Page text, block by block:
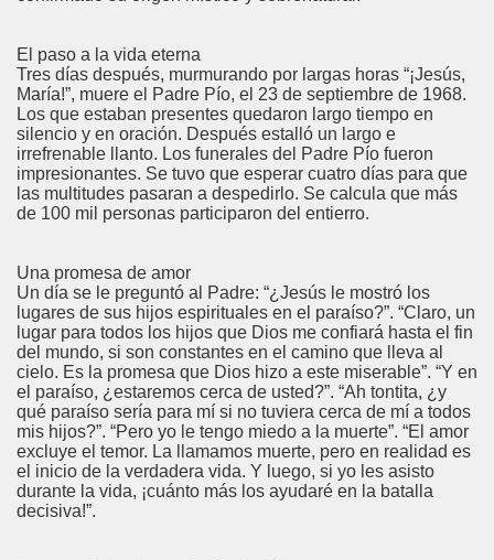
El paso a la vida eterna
Tres días después, murmurando por largas horas “¡Jesús,
María!”, muere el Padre Pío, el 23 de septiembre de 1968.
Los que estaban presentes quedaron largo tiempo en
silencio y en oración. Después estalló un largo e
irrefrenable llanto. Los funerales del Padre Pío fueron
impresionantes. Se tuvo que esperar cuatro días para que
las multitudes pasaran a despedirlo. Se calcula que más
de 100 mil personas participaron del entierro.
Una promesa de amor
Un día se le preguntó al Padre: “¿Jesús le mostró los
lugares de sus hijos espirituales en el paraíso?”. “Claro, un
lugar para todos los hijos que Dios me confiará hasta el fin
del mundo, si son constantes en el camino que lleva al
cielo. Es la promesa que Dios hizo a este miserable”. “Y en
el paraíso, ¿estaremos cerca de usted?”. “Ah tontita, ¿y
qué paraíso sería para mí si no tuviera cerca de mí a todos
mis hijos?”. “Pero yo le tengo miedo a la muerte”. “El amor
excluye el temor. La llamamos muerte, pero en realidad es
el inicio de la verdadera vida. Y luego, si yo les asisto
durante la vida, ¡cuánto más los ayudaré en la batalla
decisiva!”.